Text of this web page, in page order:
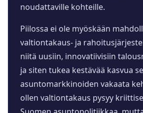
noudattaville kohteille.
Piilossa ei ole myöskään
valtiontakaus- ja
niitä uusiin, innovatiivisiin
ja siten tukea kestävää kasvua
asuntomarkkinoiden vakaata
ollen valtiontakaus pysyy